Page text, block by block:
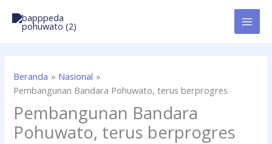
konten
Beranda
Nasional
Pembangunan Bandara Pohuwato, terus berprogres
Pembangunan Bandara
Pohuwato, terus berprogres